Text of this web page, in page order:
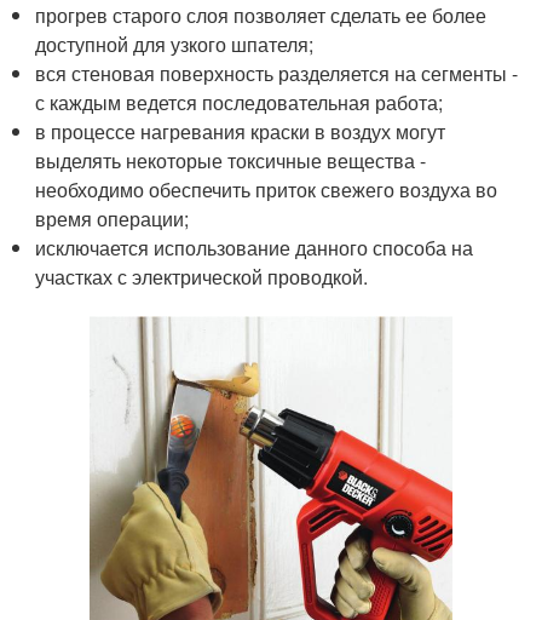
прогрев старого слоя позволяет сделать ее более
доступной для узкого шпателя;
вся стеновая поверхность разделяется на сегменты -
с каждым ведется последовательная работа;
в процессе нагревания краски в воздух могут
выделять некоторые токсичные вещества -
необходимо обеспечить приток свежего воздуха во
время операции;
исключается использование данного способа на
участках с электрической проводкой.